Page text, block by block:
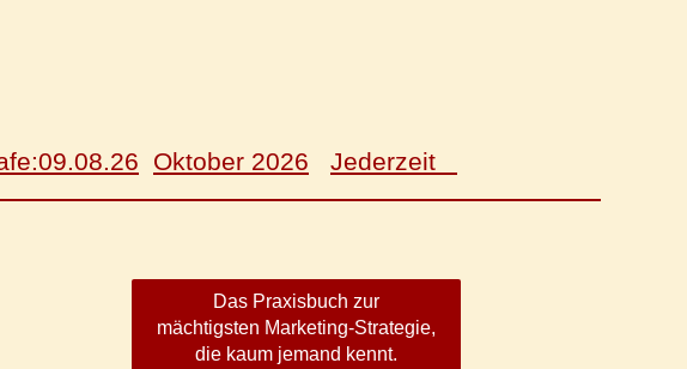
Oktober 2026 Jederzeit
Das Praxisbuch zur
mächtigsten Marketing-Strategie,
die kaum jemand kennt.